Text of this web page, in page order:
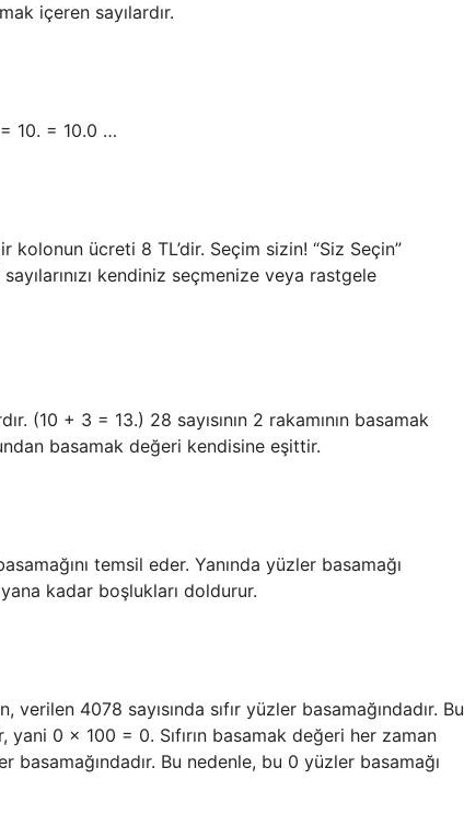
içeren sayılardır.
10. = 10.0 …
ücreti 8 TL’dir. Seçim sizin! “Siz Seçin”
kendiniz seçmenize veya rastgele
(10 + 3 = 13.) 28 sayısının 2 rakamının basamak
basamak değeri kendisine eşittir.
temsil eder. Yanında yüzler basamağı
kadar boşlukları doldurur.
verilen 4078 sayısında sıfır yüzler basamağındadır. Bu
0 × 100 = 0. Sıfırın basamak değeri her zaman
basamağındadır. Bu nedenle, bu 0 yüzler basamağı